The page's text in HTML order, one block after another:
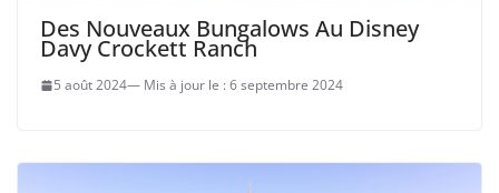
Des Nouveaux Bungalows Au Disney
Davy Crockett Ranch
5 août 2024 6 septembre 2024